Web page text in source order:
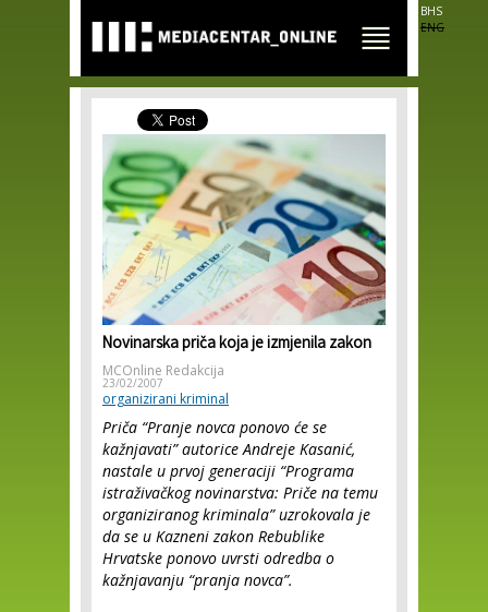
main
content
BHS
ENG
Novinarska priča koja je izmjenila zakon
MCOnline Redakcija
23/02/2007
organizirani kriminal
Priča “Pranje novca ponovo će se
kažnjavati” autorice Andreje Kasanić,
nastale u prvoj generaciji “Programa
istraživačkog novinarstva: Priče na temu
organiziranog kriminala” uzrokovala je
da se u Kazneni zakon Rebublike
Hrvatske ponovo uvrsti odredba o
kažnjavanju “pranja novca”.